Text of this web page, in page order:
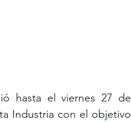
hasta el viernes 27 de
Industria con el objetivo